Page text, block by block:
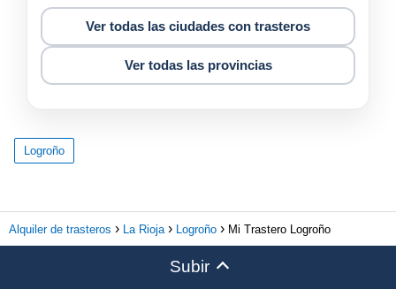
Ver todas las ciudades con trasteros
Ver todas las provincias
Logroño
Alquiler de trasteros La Rioja Logroño Mi Trastero Logroño
Subir